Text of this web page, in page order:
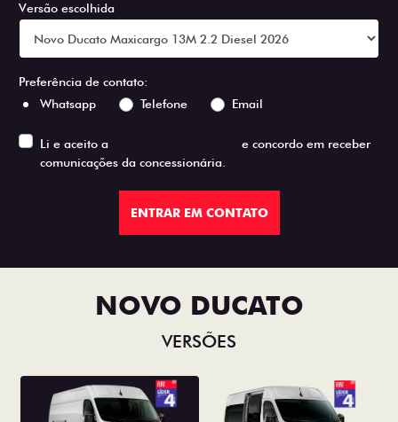
Versão escolhida
Preferência de contato:
Whatsapp
Telefone Email
Li e aceito a
e concordo em receber
comunicações da concessionária.
ENTRAR EM CONTATO
NOVO DUCATO
VERSÕES